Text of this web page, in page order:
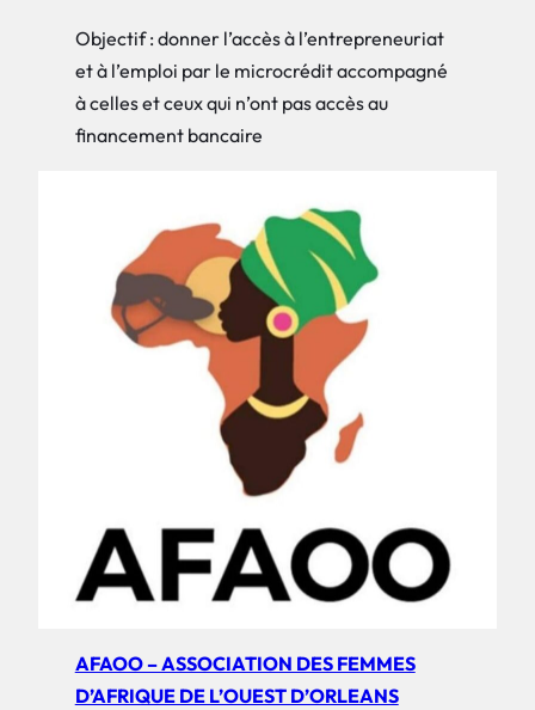
Objectif : donner l’accès à l’entrepreneuriat
et à l’emploi par le microcrédit accompagné
à celles et ceux qui n’ont pas accès au
financement bancaire
AFAOO – ASSOCIATION DES FEMMES
D’AFRIQUE DE L’OUEST D’ORLEANS